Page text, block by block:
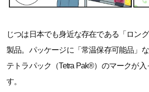
じつは日本でも身近な存在である「ロン
製品。パッケージに「常温保存可能品」な
テトラパック（Tetra Pak®）のマークが
す。